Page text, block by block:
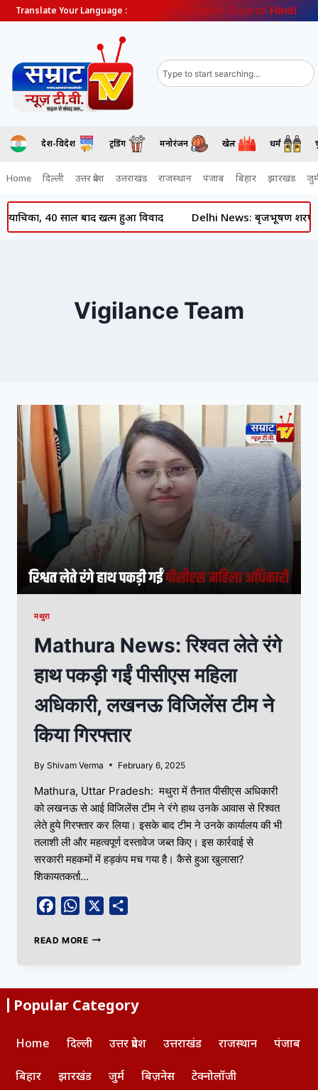
Translate Your Language : English Gujarati Hindi
देश-विदेश ट्रेंडिंग मनोरंजन खेल धर्म
Home दिल्ली उत्तर प्रदेश उत्तराखंड राजस्थान पंजाब बिहार झारखंड
40 साल बाद खत्म हुआ विवाद Delhi News: बृजभूषण शरण
Vigilance Team
मथुरा
Mathura News: रिश्वत लेते रंगे
हाथ पकड़ी गईं पीसीएस महिला
अधिकारी, लखनऊ विजिलेंस टीम ने
किया गिरफ्तार
By Shivam Verma February 6, 2025
Mathura, Uttar Pradesh: मथुरा में तैनात पीसीएस अधिकारी
को लखनऊ से आई विजिलेंस टीम ने रंगे हाथ उनके आवास से रिश्वत
लेते हुये गिरफ्तार कर लिया। इसके बाद टीम ने उनके कार्यालय की भी
तलाशी ली और महत्वपूर्ण दस्तावेज जब्त किए। इस कार्रवाई से
सरकारी महकमों में हड़कंप मच गया है। कैसे हुआ खुलासा?
शिकायतकर्ता…
FacebookWhatsApp
READ MORE
Popular Category
Home दिल्ली उत्तर प्रदेश उत्तराखंड राजस्थान पंजाब
बिहार झारखंड जुर्म बिज़नेस टेक्नोलॉजी